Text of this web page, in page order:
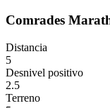
Comrades
Distancia
5
Desnivel positivo
2.5
Terreno